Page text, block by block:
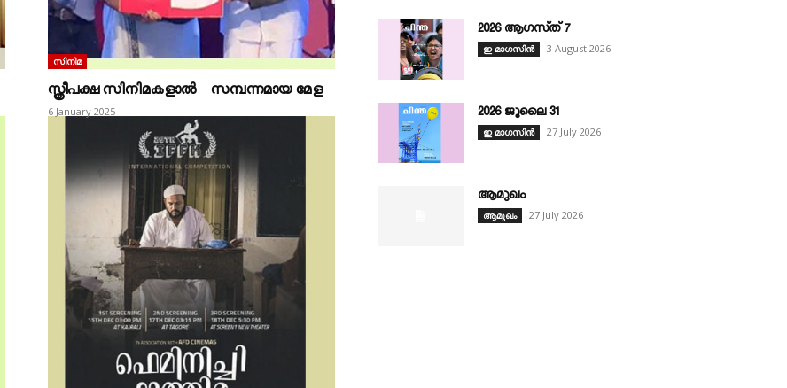
സിനിമ
സ്ത്രീപക്ഷ സിനിമകളാൽ സമ്പന്നമായ മേള
6 January 2025
2026 ആഗസ്‌ത്‌ 7
ഇ മാഗസിൻ 3 August 2026
2026 ജൂലൈ 31
ഇ മാഗസിൻ 27 July 2026
ആമുഖം
ആമുഖം 27 July 2026